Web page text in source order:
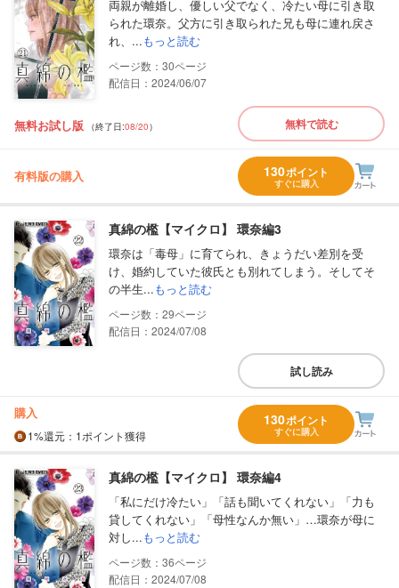
両親が離婚し、優しい父でなく、冷たい母に引き取
られた環奈。父方に引き取られた兄も母に連れ戻さ
れ、...もっと読む
30
配信日：2024/06/07
無料お試し版 （終了日:08/20） 無料で読む
有料版の購入 130ポイント
すぐに購入
真綿の檻【マイクロ】 環奈編3
環奈は「毒母」に育てられ、きょうだい差別を受
け、婚約していた彼氏とも別れてしまう。そしてそ
の半生...もっと読む
29
配信日：2024/07/08
試し読み
購入
1%還元 ：1ポイント獲得
130ポイント
すぐに購入
真綿の檻【マイクロ】 環奈編4
「私にだけ冷たい」「話も聞いてくれない」「力も
貸してくれない」「母性なんか無い」…環奈が母に
対し...もっと読む
36
配信日：2024/07/08